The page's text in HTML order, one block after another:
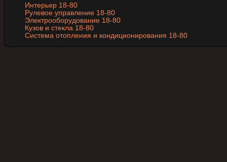
Интерьер 18-80
Рулевое управление 18-80
Электрооборудование 18-80
Кузов и стекла 18-80
Система отопления и кондиционирования 18-80